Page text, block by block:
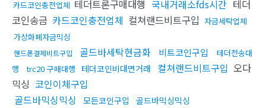
카드코인충전업체 테더트론구매대행 국내거래소fds시간 테더
코인송금 카드코인충전업체 컬쳐랜드비트구입 자금세탁업체
가상화폐자금믹싱
핸드폰결제비트구입 골드바세탁현금화 비트코인구입
테더전송대
행
trc20 구매대행 테더코인비대면거래 컬쳐랜드비트구입 오다
믹싱 코인이체구입
골드바믹싱믹싱
모든코인구입 골드바믹싱믹싱